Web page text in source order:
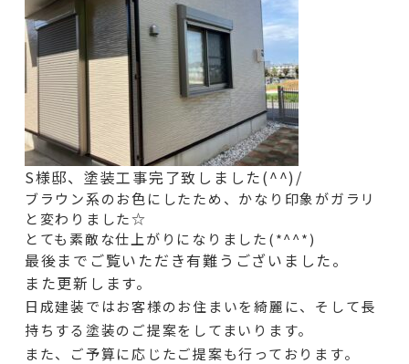
S様邸、塗装工事完了致しました(^^)/
ブラウン系のお色にしたため、かなり印象がガラリ
と変わりました☆
とても素敵な仕上がりになりました(*^^*)
最後までご覧いただき有難うございました。
また更新します。
日成建装ではお客様のお住まいを綺麗に、そして長
持ちする塗装のご提案をしてまいります。
また、ご予算に応じたご提案も行っております。